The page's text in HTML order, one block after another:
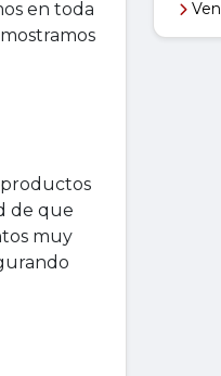
en toda
de que
muy